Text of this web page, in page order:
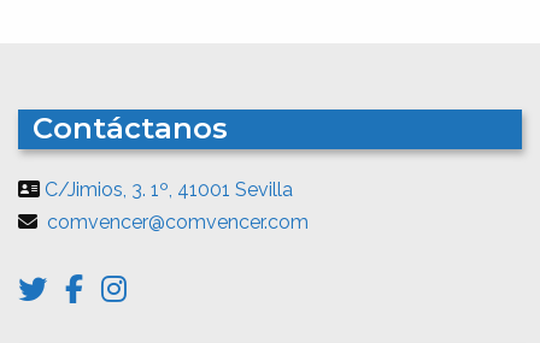
Contáctanos
C/Jimios, 3. 1º, 41001 Sevilla
comvencer@comvencer.com